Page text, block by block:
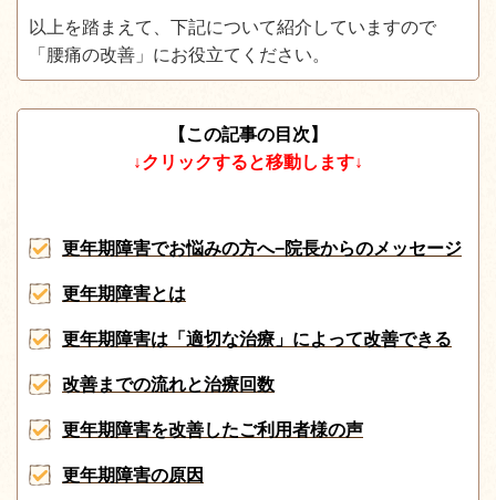
以上を踏まえて、下記について紹介していますので
「腰痛の改善」にお役立てください。
【この記事の目次】
↓クリックすると移動します↓
更年期障害でお悩みの方へ−院長からのメッセージ
更年期障害とは
更年期障害は「適切な治療」によって改善できる
改善までの流れと治療回数
更年期障害を改善したご利用者様の声
更年期障害の原因